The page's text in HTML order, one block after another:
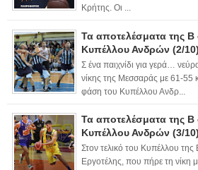
Κρήτης. Οι ...
Τα αποτελέσματα της
Κυπέλλου Ανδρών (2/10)
Σ ένα παιχνίδι για γερά…
νίκης της Μεσσαράς με 61-55
φάση του Κυπέλλου Ανδρ...
Τα αποτελέσματα της
Κυπέλλου Ανδρών (3/10)
Στον τελικό του Κυπέλλου
Εργοτέλης, που πήρε τη νίκη